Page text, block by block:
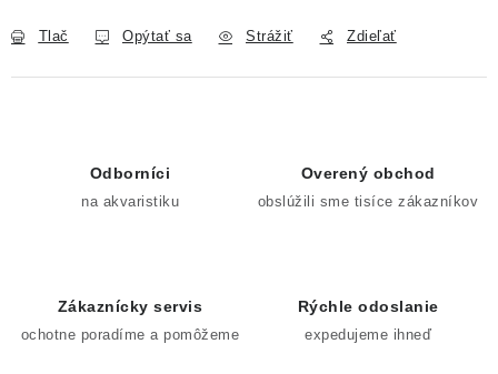
Tlač Opýtať sa Strážiť Zdieľať
Odborníci
na akvaristiku
Overený obchod
obslúžili sme tisíce zákazníkov
Zákaznícky servis
ochotne poradíme a pomôžeme
Rýchle odoslanie
expedujeme ihneď